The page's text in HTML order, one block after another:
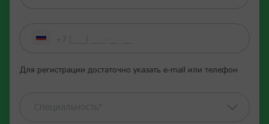
Для регистрации достаточно указать е-mail или телефон